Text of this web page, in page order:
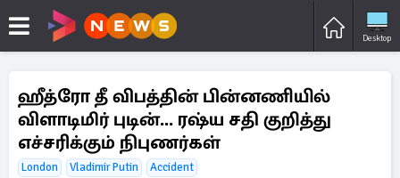
Desktop
ஹீத்ரோ தீ விபத்தின் பின்னணியில்
விளாடிமிர் புடின்... ரஷ்ய சதி குறித்து
எச்சரிக்கும் நிபுணர்கள்
London Vladimir Putin
Accident